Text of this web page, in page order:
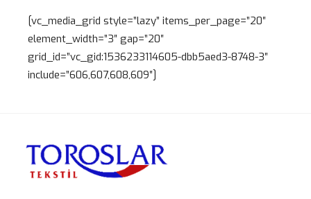
[vc_media_grid style=”lazy” items_per_page=”20″
element_width=”3″ gap=”20″
grid_id=”vc_gid:1536233114605-dbb5aed3-8748-3″
include=”606,607,608,609″]